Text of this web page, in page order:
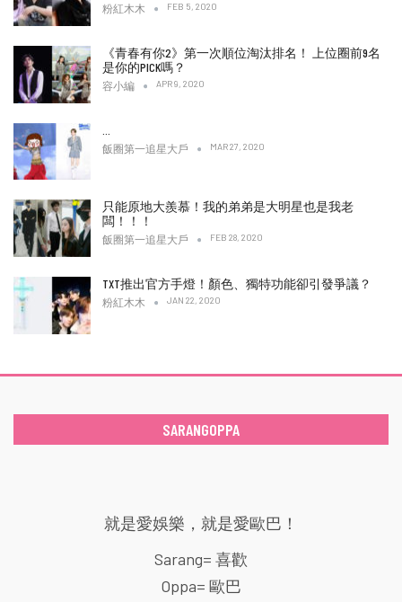
粉紅木木 FEB 5, 2020
《青春有你2》第一次順位淘汰排名！ 上位圈前9名
是你的PICK嗎？
容小編 APR 9, 2020
飯圈第一追星大戶 MAR 27, 2020
只能原地大羨慕！我的弟弟是大明星也是我老
闆！！！
飯圈第一追星大戶 FEB 28, 2020
TXT推出官方手燈！顏色、獨特功能卻引發爭議？
粉紅木木 JAN 22, 2020
SARANGOPPA
就是愛娛樂，就是愛歐巴！
Sarang= 喜歡
Oppa= 歐巴